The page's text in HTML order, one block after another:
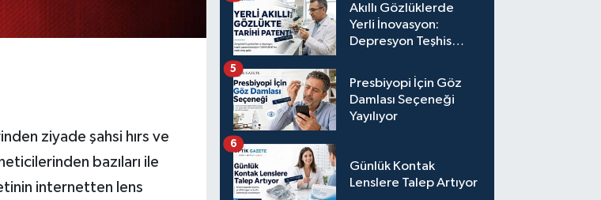
ziyade şahsi hırs ve
bazıları ile
internetten lens
Akıllı Gözlüklerde
Yerli İnovasyon:
Depresyon Teşhis
Türkpatent Onayı
Presbiyopi İçin Göz
Damlası Seçeneği
Yayılıyor
5
Günlük Kontak
Lenslere Talep Artıyor
6